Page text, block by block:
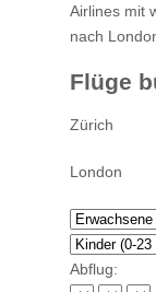
Airlines mit
nach
Flüge
Abflug: